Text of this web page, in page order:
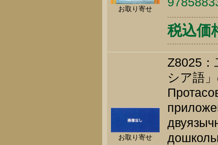
お取り寄せ
税込価
お取り寄せ
Z8025：
シア語